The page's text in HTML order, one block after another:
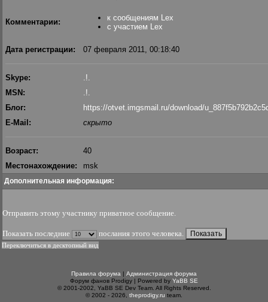
Комментарии:
к сообщениям Lex
с участием Lex
Дата регистрации: 07 февраля 2011, 00:18:40
Skype:
.!.
MSN:
.!.
Блог:
https://otvet.imgsmail.ru/download/
E-Mail:
скрыто
Возраст:
40
Местонахождение:
msk
Дополнительная информация:
Отправить этому участнику приватное сообщение.
Показать последние послания этого человека.
Переключиться в десктопный вид
Правила форума | Администрация форума
Форум фанов Prodigy | Powered by YaBB SE
© 2001-2002, YaBB SE Dev Team. All Rights Reserved.
© 2002 - 2026, theprodigy.ru team.